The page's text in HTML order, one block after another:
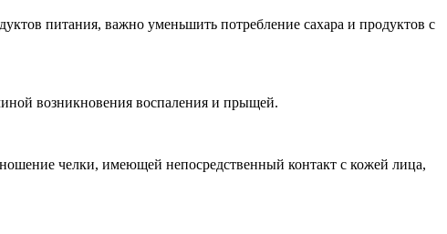
питания, важно уменьшить потребление сахара и продуктов с
возникновения воспаления и прыщей.
челки, имеющей непосредственный контакт с кожей лица,